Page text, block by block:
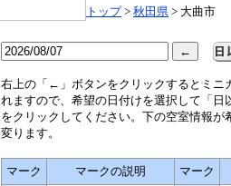
トップ> 秋田県 > 大曲市
右 上の「←」ボタンをクリックするとミニ
れますので、希望の日付けを選択して「日
をクリックしてください。下の空室情報が
変ります。
マーク マークの説明
マーク